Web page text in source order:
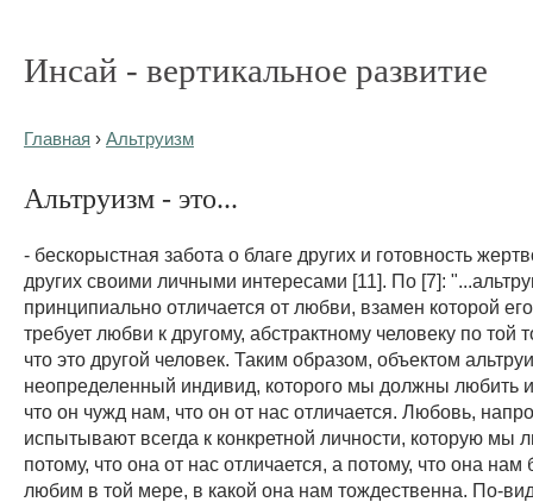
Инсай - вертикальное развитие
Главная › Альтруизм
Альтруизм - это...
- бескорыстная забота о благе других и готовность
других своими личными интересами [11]. По [7]:
принципиально отличается от любви, взамен которой
требует любви к другому, абстрактному человеку по той
что это другой человек. Таким образом, объектом
неопределенный индивид, которого мы должны любить
что он чужд нам, что он от нас отличается. Любовь,
испытывают всегда к конкретной личности, которую мы
потому, что она от нас отличается, а потому, что она нам
любим в той мере, в какой она нам тождественна. По-